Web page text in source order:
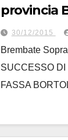
provincia
per le ragazze
Bike Team
30/12/2015
Brembate
SUCCESSO
FASSA